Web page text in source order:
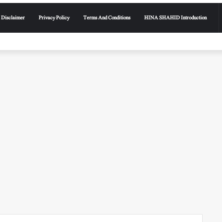
Disclaimer Privacy Policy Terms And Conditions HINA SHAHID Introduction